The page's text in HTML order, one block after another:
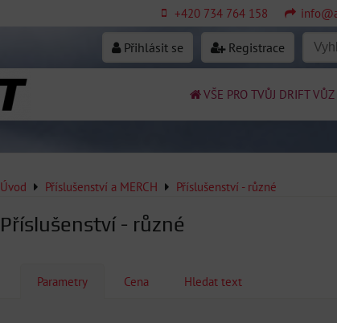
+420 734 764 158
Přihlásit se Registrace
VŠE PRO TVŮJ DRIFT VŮZ
Úvod Příslušenství a MERCH Příslušenství - různé
Příslušenství - různé
Parametry Cena Hledat text